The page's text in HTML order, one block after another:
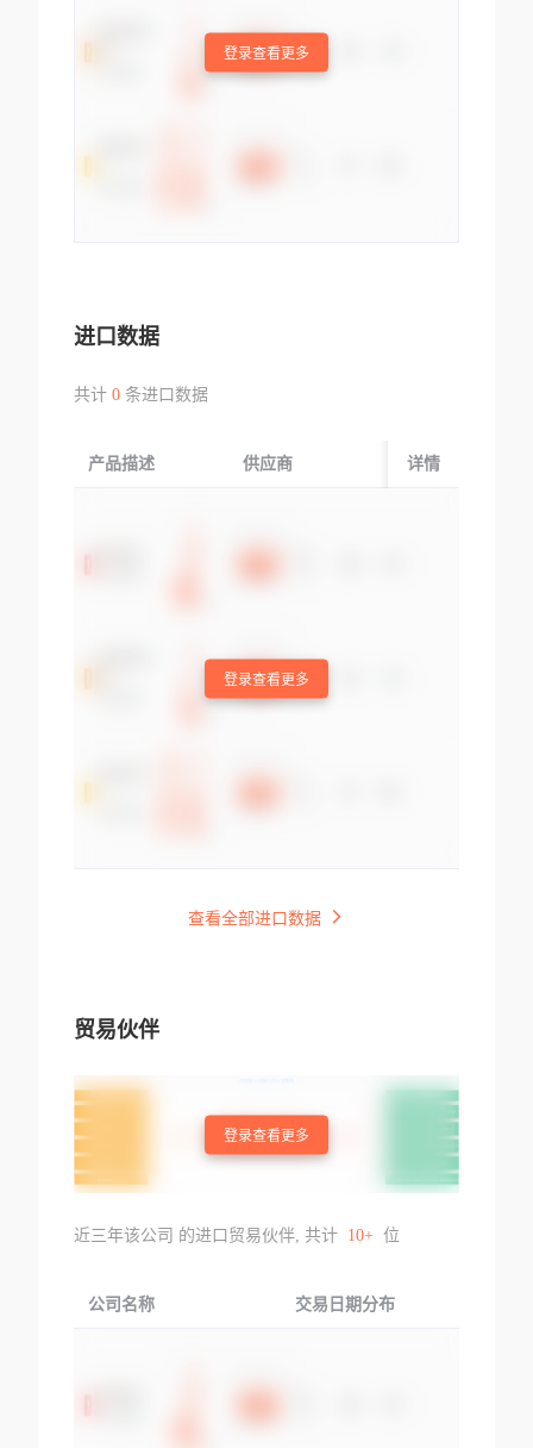
登录查看更多
进口数据
共计 0条进口数据
产品描述 供应商 起运国/地区
详情
登录查看更多
查看全部进口数据
贸易伙伴
登录查看更多
近三年该公司 的进口贸易伙伴, 共计 10+ 位
公司名称 交易日期分布